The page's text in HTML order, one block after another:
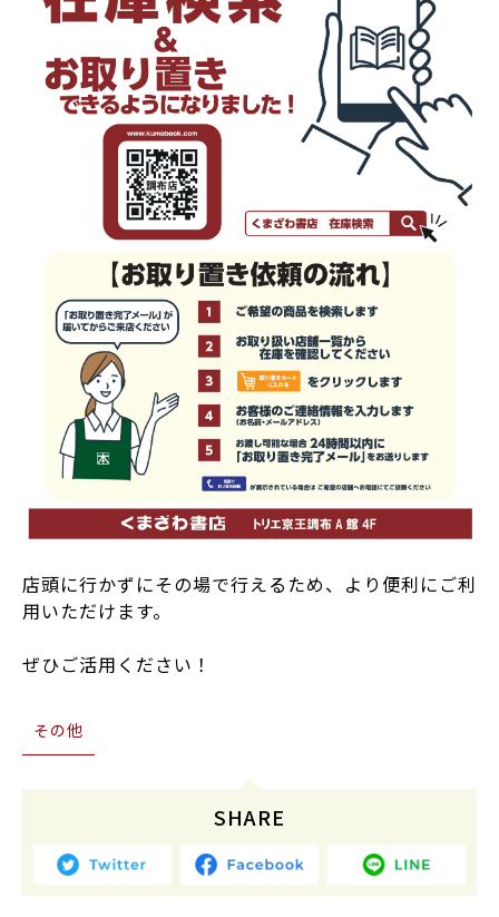
店頭に行かずにその場で行えるため、より便利にご利
用いただけます。
ぜひご活用ください！
その他
SHARE